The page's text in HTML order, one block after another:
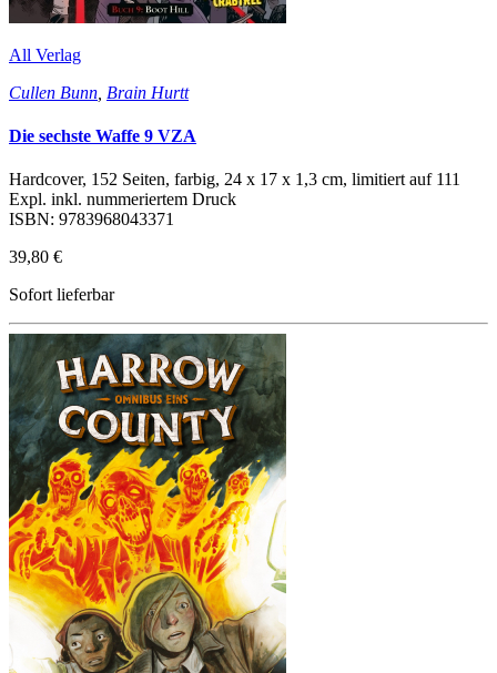
All Verlag
Cullen Bunn Brain Hurtt
Die sechste Waffe 9 VZA
Hardcover, 152 Seiten, farbig, 24 x 17 x 1,3 cm, limitiert auf 111
Expl. inkl. nummeriertem Druck
ISBN: 9783968043371
39,80 €
Sofort lieferbar